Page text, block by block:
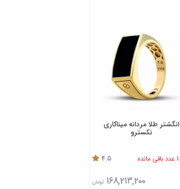
انگشتر طلا مردانه میناکاری
نکسترو
4.5
168,213,200 تومان